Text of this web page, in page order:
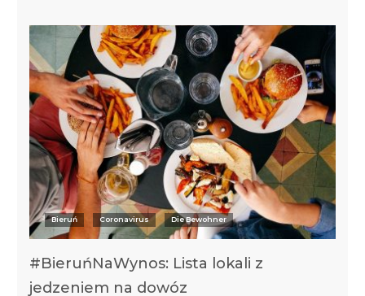
Bieruń Coronavirus Die Bewohner
#BieruńNaWynos: Lista lokali z
jedzeniem na dowóz